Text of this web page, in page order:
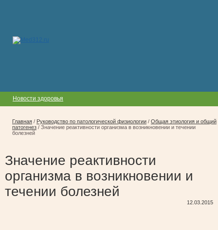
Новости здоровья
Главная / Руководство по патологической физиологии / Общая этиология и общий
патогенез / Значение реактивности организма в возникновении и течении
болезней
Значение реактивности
организма в возникновении и
течении болезней
12.03.2015